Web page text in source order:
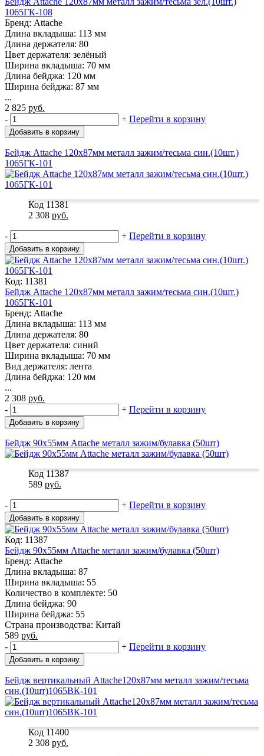
1065ГК-108
Бренд: Attache
Длина вкладыша: 113 мм
Длина держателя: 80
Цвет держателя: зелёный
Ширина вкладыша: 70 мм
Длина бейджа: 120 мм
Ширина бейджа: 87 мм
...
2 825 руб.
-
+ Перейти в корзину
Добавить в корзину
Бейдж Attache 120х87мм металл зажим/тесьма син.(10шт.)
1065ГК-101
Код 11381
2 308 руб.
- + Перейти в корзину
Добавить в корзину
Код: 11381
Бейдж Attache 120х87мм металл зажим/тесьма син.(10шт.)
1065ГК-101
Бренд: Attache
Длина вкладыша: 113 мм
Длина держателя: 80
Цвет держателя: синий
Ширина вкладыша: 70 мм
Вид держателя: лента
Длина бейджа: 120 мм
...
2 308 руб.
-
+ Перейти в корзину
Добавить в корзину
Бейдж 90х55мм Attache металл зажим/булавка (50шт)
Код 11387
589 руб.
- + Перейти в корзину
Добавить в корзину
Код: 11387
Бейдж 90х55мм Attache металл зажим/булавка (50шт)
Бренд: Attache
Длина вкладыша: 87
Ширина вкладыша: 55
Количество в комплекте: 50
Длина бейджа: 90
Ширина бейджа: 55
Страна производства: Китай
589 руб.
-
+ Перейти в корзину
Добавить в корзину
Бейдж вертикальный Attache120х87мм металл зажим/тесьма
син.(10шт)1065ВК-101
Код 11400
2 308 руб.